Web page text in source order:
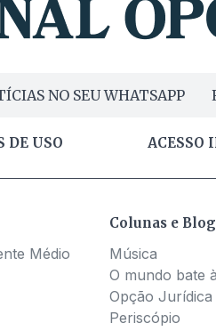
NO SEU WHATSAPP
DE USO ACESSO
Médio
Colunas e
Música
O mundo bate
Opção Jurídica
Periscópio